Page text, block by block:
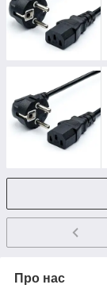
Про нас